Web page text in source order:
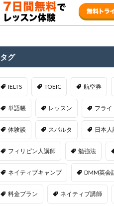
タグ
IELTS TOEIC 航空券
単語帳 レッスン フラ
体験談 スパルタ 日本
フィリピン人講師 勉強法
ネイティブキャンプ DMM英会
料金プラン ネイティブ講師